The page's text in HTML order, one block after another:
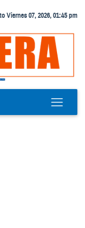
Viernes 07, 2026, 01:45 pm